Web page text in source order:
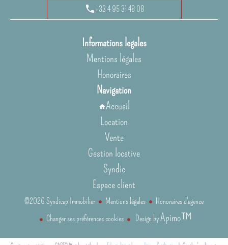
+33 4 95 31 48 08
Informations legales
Mentions légales
Honoraires
Navigation
Accueil
Location
Vente
Gestion locative
Syndic
Espace client
©2026 Syndicap Immobilier Mentions légales
Honoraires d'agence
Changer ses préférences cookies
Design byApimo™